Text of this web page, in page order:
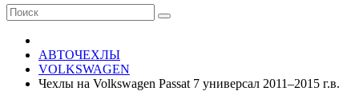
АВТОЧЕХЛЫ
VOLKSWAGEN
Чехлы на Volkswagen Passat 7 универсал 2011–2015 г.в.